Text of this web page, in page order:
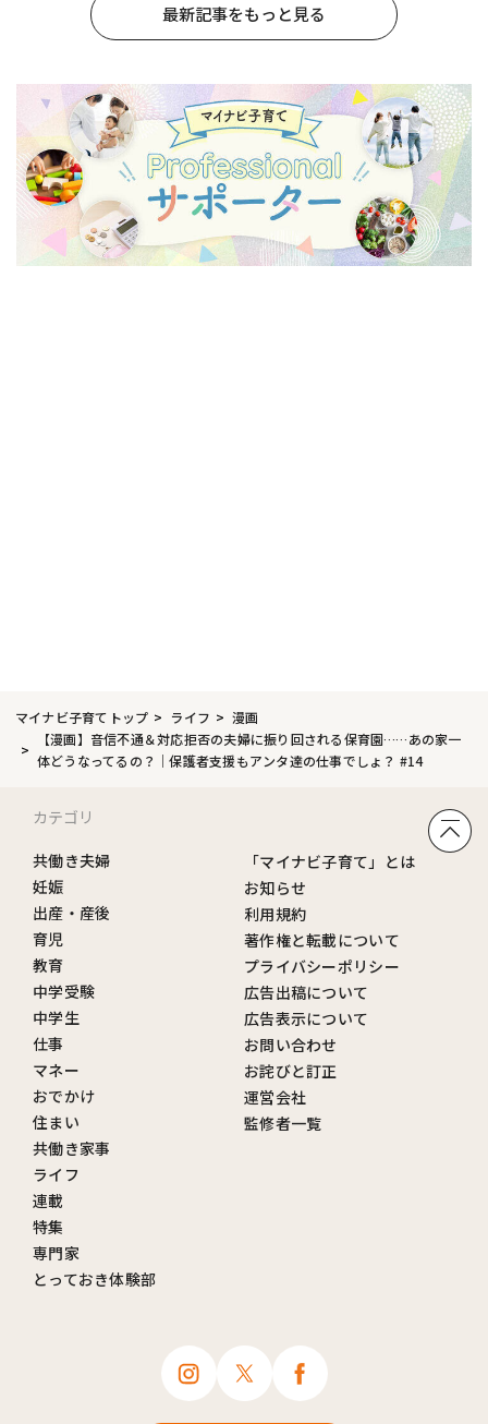
最新記事をもっと見る
マイナビ子育てトップ ライフ
漫画
【漫画】音信不通＆対応拒否の夫婦に振り回される保育園……あの家一
体どうなってるの？｜保護者支援もアンタ達の仕事でしょ？ #14
カテゴリ
共働き夫婦
妊娠
出産・産後
育児
教育
中学受験
中学生
仕事
マネー
おでかけ
住まい
共働き家事
ライフ
連載
特集
専門家
とっておき体験部
「マイナビ子育て」とは
お知らせ
利用規約
著作権と転載について
プライバシーポリシー
広告出稿について
広告表示について
お問い合わせ
お詫びと訂正
運営会社
監修者一覧